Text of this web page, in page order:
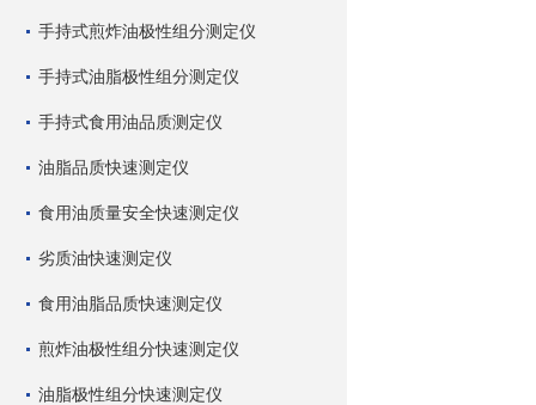
手持式煎炸油极性组分测定仪
手持式油脂极性组分测定仪
手持式食用油品质测定仪
油脂品质快速测定仪
食用油质量安全快速测定仪
劣质油快速测定仪
食用油脂品质快速测定仪
煎炸油极性组分快速测定仪
油脂极性组分快速测定仪